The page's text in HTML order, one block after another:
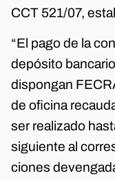
CCT 521/07,
“El pago de la
depósito
dispongan
de oficina
ser realizado
siguiente al
ciones